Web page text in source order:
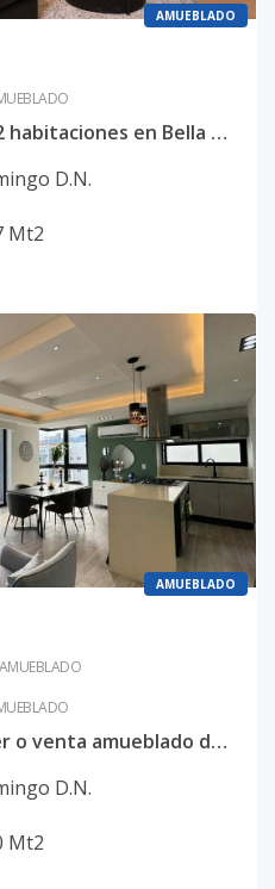
AMUEBLADO
Alquiler amueblado de 2 habitaciones en Bella Vista
D.N.
Mt2
AMUEBLADO
Apartamento en alquiler o venta amueblado de 120 mts2, Torre exclusiva en Bella Vista.
D.N.
Mt2